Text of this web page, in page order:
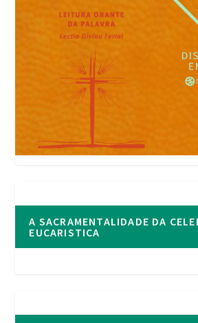
A SACRAMENTALIDADE DA
EUCARISTICA